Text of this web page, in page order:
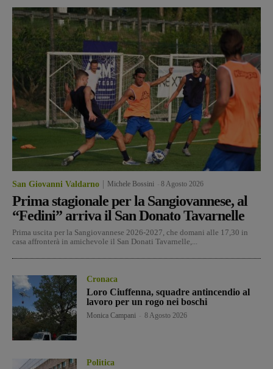
San Giovanni Valdarno Michele Bossini 8 Agosto 2026
Prima stagionale per la Sangiovannese, al
“Fedini” arriva il San Donato Tavarnelle
Prima uscita per la Sangiovannese 2026-2027, che domani alle 17,30 in
casa affronterà in amichevole il San Donati Tavarnelle,...
Cronaca
Loro Ciuffenna, squadre antincendio al
lavoro per un rogo nei boschi
Monica Campani 8 Agosto 2026
Politica